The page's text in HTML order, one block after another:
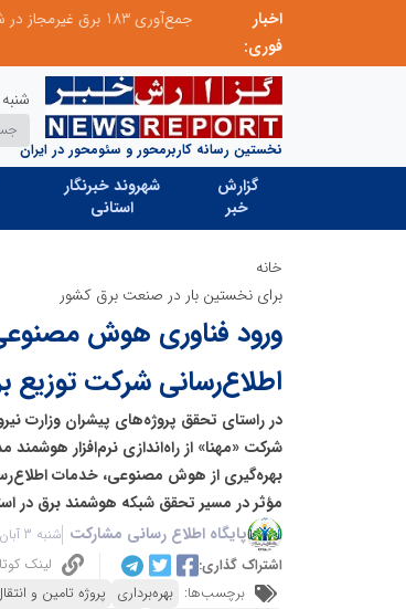
اخبار
فوری:
منطقه برق لواسان جمع‌آوری 183 برق غیرمجاز در شانزدهمین مانور سراسری طرح مهتاب در استان تهران
نخستین رسانه کاربرمحور و سئومحور در ایران
شنبه 17 مرداد 1405
گزارش
خبر
شهروند خبرنگار
استانی
خانه
برای نخستین بار در صنعت برق کشور
ورود فناوری هوش
اطلاع‌رسانی شرکت توزیع
در راستای تحقق پروژه‌های پیشران وزارت
شرکت «مهنا» از راه‌اندازی نرم‌افزار
مؤثر در مسیر تحقق شبکه هوشمند برق در
پایگاه اطلاع رسانی مشارکت شنبه 3 آبان 1404 - 12:52
اشتراک گذاری:
لینک
برچسب‌ها: بهره‌برداری پروژه تامین و